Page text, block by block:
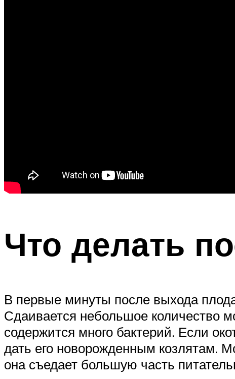
Что делать
В первые минуты после выхода
Сдаивается небольшое количество
содержится много бактерий. Если
дать его новорожденным козлятам.
она съедает большую часть